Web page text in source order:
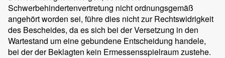
Schwerbehindertenvertretung nicht ordnungsgemäß
angehört worden sei, führe dies nicht zur Rechtswidrigkeit
des Bescheides, da es sich bei der Versetzung in den
Wartestand um eine gebundene Entscheidung handele,
bei der der Beklagten kein Ermessensspielraum zustehe.